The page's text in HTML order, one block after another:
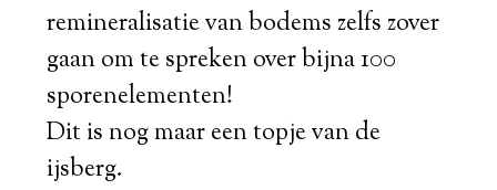
remineralisatie van bodems zelfs zover
gaan om te spreken over bijna 100
sporenelementen!
Dit is nog maar een topje van de
ijsberg.